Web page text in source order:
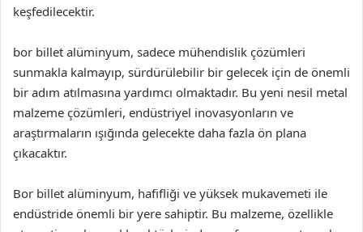
keşfedilecektir.
bor billet alüminyum, sadece mühendislik çözümleri
sunmakla kalmayıp, sürdürülebilir bir gelecek için de önemli
bir adım atılmasına yardımcı olmaktadır. Bu yeni nesil metal
malzeme çözümleri, endüstriyel inovasyonların ve
araştırmaların ışığında gelecekte daha fazla ön plana
çıkacaktır.
Bor billet alüminyum, hafifliği ve yüksek mukavemeti ile
endüstride önemli bir yere sahiptir. Bu malzeme, özellikle